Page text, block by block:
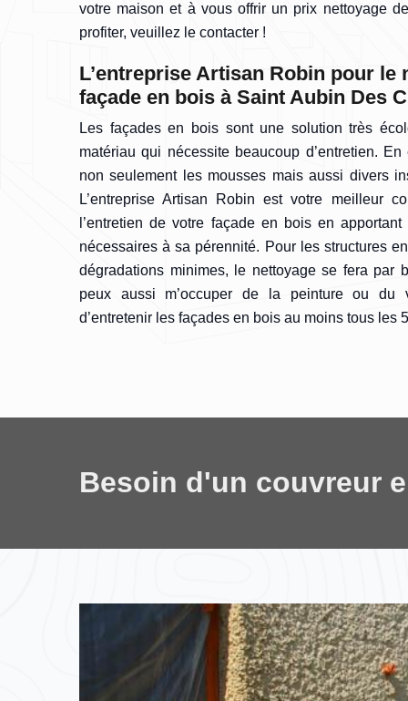
votre maison et à vous offrir un prix nettoyage
profiter, veuillez le contacter !
L’entreprise Artisan Robin pour le
façade en bois à Saint Aubin Des
Les façades en bois sont une solution très
matériau qui nécessite beaucoup d’entretien.
non seulement les mousses mais aussi divers
L’entreprise Artisan Robin est votre meilleur
l’entretien de votre façade en bois en
nécessaires à sa pérennité. Pour les structures
dégradations minimes, le nettoyage se fera par
peux aussi m’occuper de la peinture ou du
d’entretenir les façades en bois au moins tous les
Besoin d'un couvreur